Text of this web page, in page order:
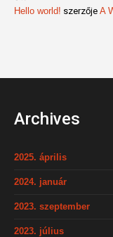
Hello world! szerzője A
Archives
2025. április
2024. január
2023. szeptember
2023. július